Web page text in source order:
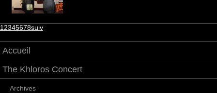
12345678suiv
Accueil
The Khloros Concert
Archives